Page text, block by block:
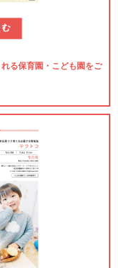
る保育園・こども園をご